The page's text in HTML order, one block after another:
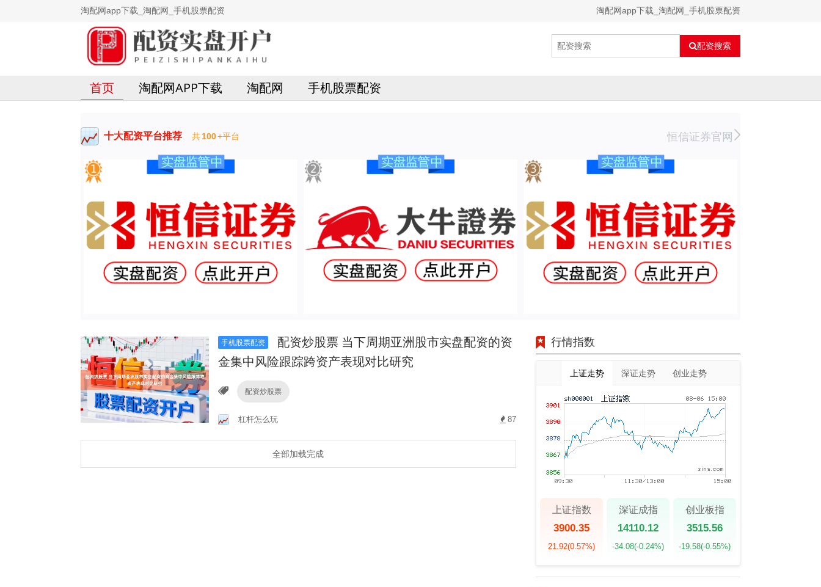
淘配网app下载_淘配网_手机股票配资 淘配网app下载_淘配网_手机股票配资
配资搜索
首页 淘配网APP下载 淘配网 手机股票配资
十大配资平台推荐 共100+平台 恒信证券官网
手机股票配资
配资炒股票 当下周期亚洲股市实盘配资的资
金集中风险跟踪跨资产表现对比研究
配资炒股票
杠杆怎么玩 87
全部加载完成
行情指数
上证走势 深证走势 创业走势
上证指数
3900.35
21.92(0.57%)
深证成指
14110.12
-34.08(-0.24%)
创业板指
3515.56
-19.58(-0.55%)